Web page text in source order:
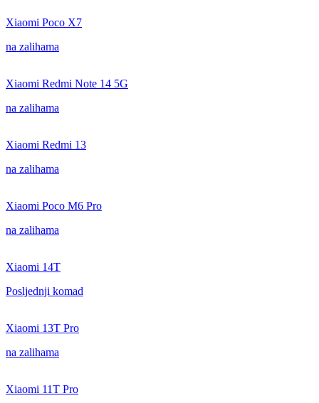
Xiaomi Poco X7
na zalihama
Xiaomi Redmi Note 14 5G
na zalihama
Xiaomi Redmi 13
na zalihama
Xiaomi Poco M6 Pro
na zalihama
Xiaomi 14T
Posljednji komad
Xiaomi 13T Pro
na zalihama
Xiaomi 11T Pro